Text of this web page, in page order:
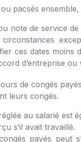
pacsés
note de service
ces dates moins
d’entreprise
de congés
leurs congés.
au salarié est
s’il avait travaillé.
payés peut